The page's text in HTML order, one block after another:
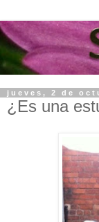
jueves, 2 de
¿Es una